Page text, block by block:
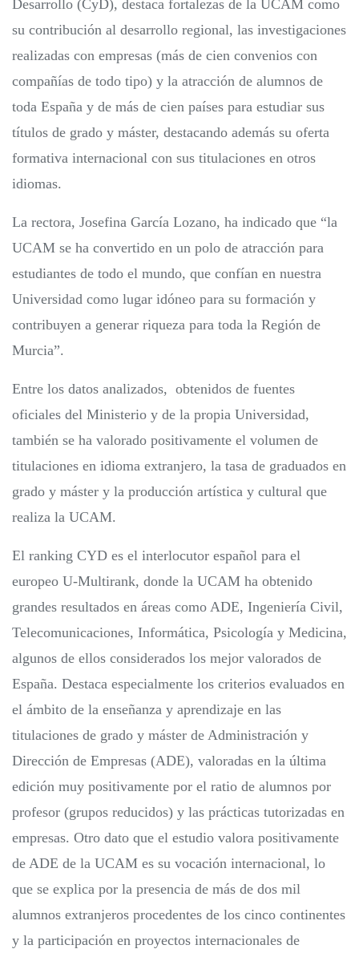
Desarrollo (CyD), destaca fortalezas de la UCAM como
su contribución al desarrollo regional, las investigaciones
realizadas con empresas (más de cien convenios con
compañías de todo tipo) y la atracción de alumnos de
toda España y de más de cien países para estudiar sus
títulos de grado y máster, destacando además su oferta
formativa internacional con sus titulaciones en otros
idiomas.
La rectora, Josefina García Lozano, ha indicado que “la
UCAM se ha convertido en un polo de atracción para
estudiantes de todo el mundo, que confían en nuestra
Universidad como lugar idóneo para su formación y
contribuyen a generar riqueza para toda la Región de
Murcia”.
Entre los datos analizados, obtenidos de fuentes
oficiales del Ministerio y de la propia Universidad,
también se ha valorado positivamente el volumen de
titulaciones en idioma extranjero, la tasa de graduados en
grado y máster y la producción artística y cultural que
realiza la UCAM.
El ranking CYD es el interlocutor español para el
europeo U-Multirank, donde la UCAM ha obtenido
grandes resultados en áreas como ADE, Ingeniería Civil,
Telecomunicaciones, Informática, Psicología y Medicina,
algunos de ellos considerados los mejor valorados de
España. Destaca especialmente los criterios evaluados en
el ámbito de la enseñanza y aprendizaje en las
titulaciones de grado y máster de Administración y
Dirección de Empresas (ADE), valoradas en la última
edición muy positivamente por el ratio de alumnos por
profesor (grupos reducidos) y las prácticas tutorizadas en
empresas. Otro dato que el estudio valora positivamente
de ADE de la UCAM es su vocación internacional, lo
que se explica por la presencia de más de dos mil
alumnos extranjeros procedentes de los cinco continentes
y la participación en proyectos internacionales de